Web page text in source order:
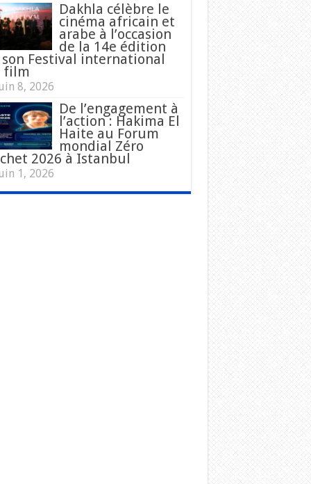
Dakhla célèbre le
cinéma africain et
arabe à l’occasion
de la 14e édition
son Festival international
film
8, 2026
De l’engagement à
l’action : Hakima El
Haite au Forum
mondial Zéro
2026 à Istanbul
1, 2026